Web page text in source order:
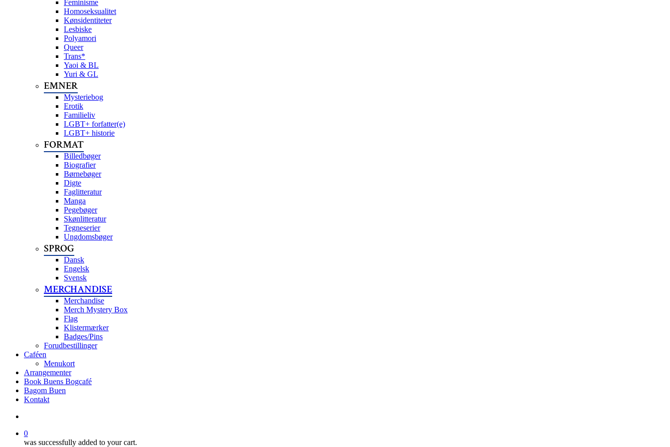
Feminisme
Homoseksualitet
Kønsidentiteter
Lesbiske
Polyamori
Queer
Trans*
Yaoi & BL
Yuri & GL
EMNER
Mysteriebog
Erotik
Familieliv
LGBT+ forfatter(e)
LGBT+ historie
FORMAT
Billedbøger
Biografier
Børnebøger
Digte
Faglitteratur
Manga
Pegebøger
Skønlitteratur
Tegneserier
Ungdomsbøger
SPROG
Dansk
Engelsk
Svensk
MERCHANDISE
Merchandise
Merch Mystery Box
Flag
Klistermærker
Badges/Pins
Forudbestillinger
Caféen
Menukort
Arrangementer
Book Buens Bogcafé
Bagom Buen
Kontakt
0
was successfully added to your cart.